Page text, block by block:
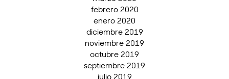
febrero 2020
enero 2020
diciembre 2019
noviembre 2019
octubre 2019
septiembre 2019
julio 2019